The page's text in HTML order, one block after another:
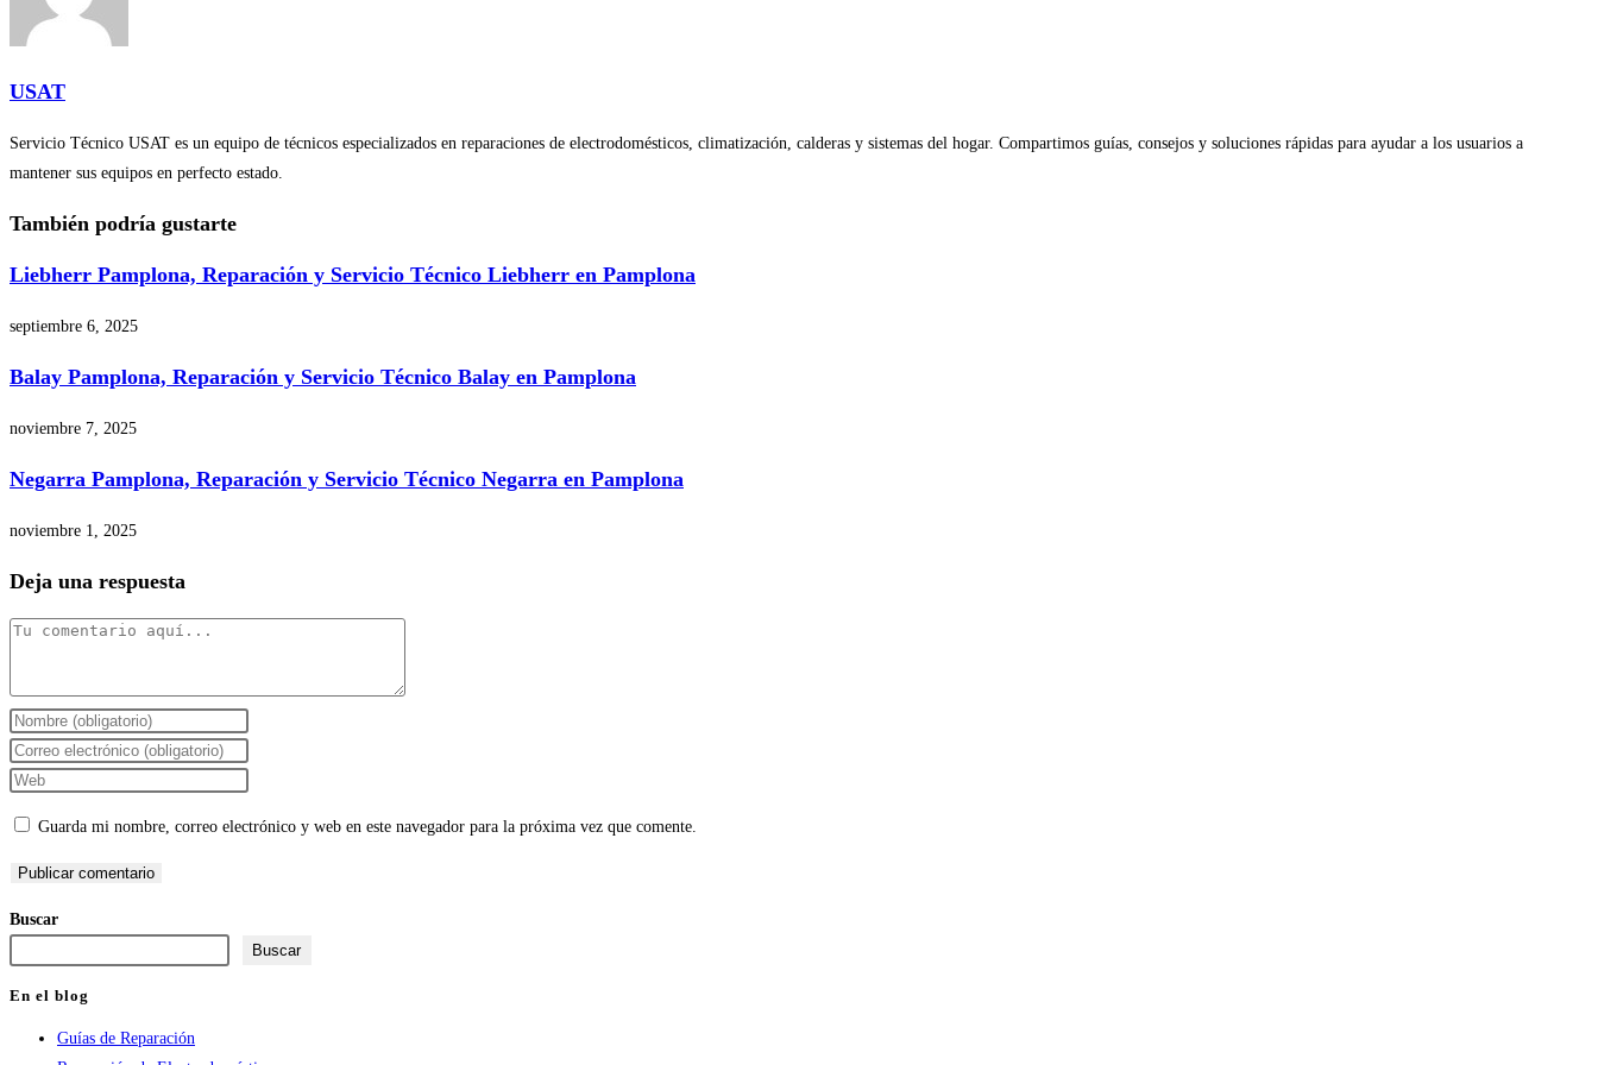
USAT
Servicio Técnico USAT es un equipo de técnicos especializados en reparaciones de electrodomésticos, climatización, calderas y sistemas del hogar. Compartimos guías, consejos y soluciones rápidas para ayudar a los usuarios a
mantener sus equipos en perfecto estado.
También podría gustarte
Liebherr Pamplona, Reparación y Servicio Técnico Liebherr en Pamplona
septiembre 6, 2025
Balay Pamplona, Reparación y Servicio Técnico Balay en Pamplona
noviembre 7, 2025
Negarra Pamplona, Reparación y Servicio Técnico Negarra en Pamplona
noviembre 1, 2025
Deja una respuesta
Comentario
Introduce
tu
nombre
de
para
Introduce
tu
correo
para
Introduce
de
web
Guarda mi nombre, correo electrónico y web en este navegador para la próxima vez que comente.
Buscar
Buscar
En el blog
Guías de Reparación